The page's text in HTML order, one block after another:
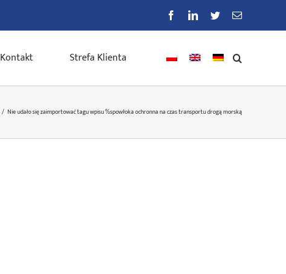
FacebookLinkedIn
TwitterE-
Kontakt Strefa Klienta
/ Nie udało się zaimportować tagu wpisu %spowłoka ochronna na czas transportu drogą morską